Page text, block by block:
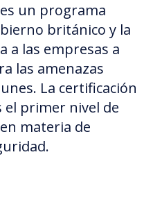
un programa
británico y la
a las empresas a
las amenazas
La certificación
el primer nivel de
materia de